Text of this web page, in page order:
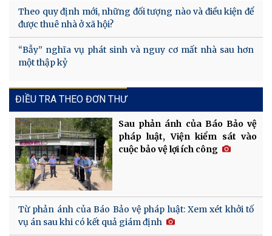
Theo quy định mới, những đối tượng nào và điều kiện để
được thuê nhà ở xã hội?
“Bẫy” nghĩa vụ phát sinh và nguy cơ mất nhà sau hơn
một thập kỷ
ĐIỀU TRA THEO ĐƠN THƯ
Sau phản ánh của Báo Bảo vệ
pháp luật, Viện kiểm sát vào
cuộc bảo vệ lợi ích công
Từ phản ánh của Báo Bảo vệ pháp luật: Xem xét khởi tố
vụ án sau khi có kết quả giám định